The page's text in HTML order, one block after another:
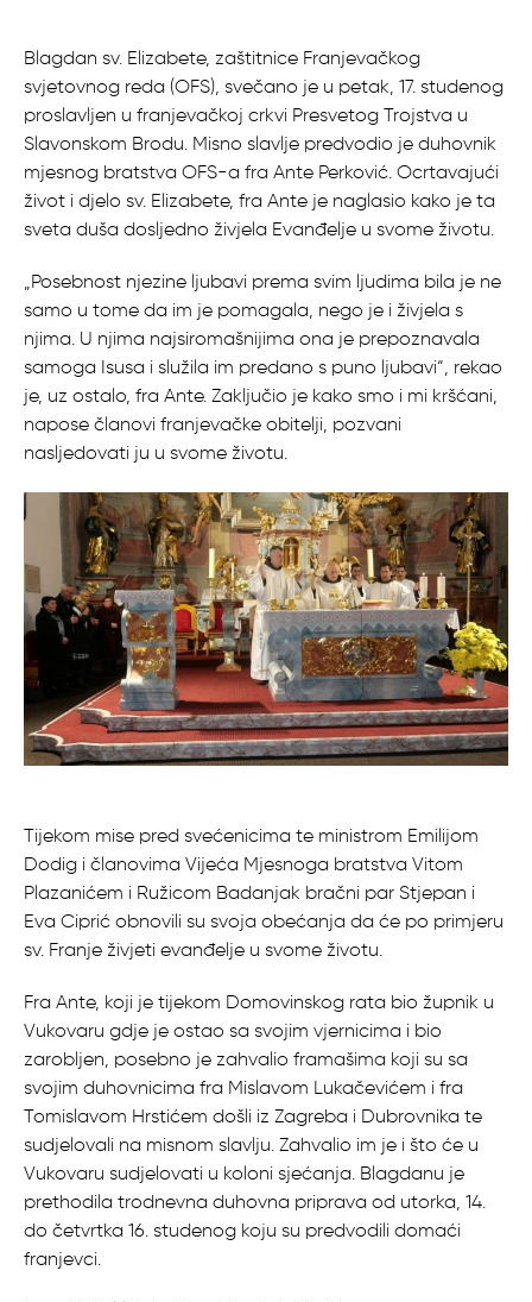
Blagdan sv. Elizabete, zaštitnice Franjevačkog
svjetovnog reda (OFS), svečano je u petak, 17. studenog
proslavljen u franjevačkoj crkvi Presvetog Trojstva u
Slavonskom Brodu. Misno slavlje predvodio je duhovnik
mjesnog bratstva OFS-a fra Ante Perković. Ocrtavajući
život i djelo sv. Elizabete, fra Ante je naglasio kako je ta
sveta duša dosljedno živjela Evanđelje u svome životu.
„Posebnost njezine ljubavi prema svim ljudima bila je ne
samo u tome da im je pomagala, nego je i živjela s
njima. U njima najsiromašnijima ona je prepoznavala
samoga Isusa i služila im predano s puno ljubavi“, rekao
je, uz ostalo, fra Ante. Zaključio je kako smo i mi kršćani,
napose članovi franjevačke obitelji, pozvani
nasljedovati ju u svome životu.
Tijekom mise pred svećenicima te ministrom Emilijom
Dodig i članovima Vijeća Mjesnoga bratstva Vitom
Plazanićem i Ružicom Badanjak bračni par Stjepan i
Eva Ciprić obnovili su svoja obećanja da će po primjeru
sv. Franje živjeti evanđelje u svome životu.
Fra Ante, koji je tijekom Domovinskog rata bio župnik u
Vukovaru gdje je ostao sa svojim vjernicima i bio
zarobljen, posebno je zahvalio framašima koji su sa
svojim duhovnicima fra Mislavom Lukačevićem i fra
Tomislavom Hrstićem došli iz Zagreba i Dubrovnika te
sudjelovali na misnom slavlju. Zahvalio im je i što će u
Vukovaru sudjelovati u koloni sjećanja. Blagdanu je
prethodila trodnevna duhovna priprava od utorka, 14.
do četvrtka 16. studenog koju su predvodili domaći
franjevci.